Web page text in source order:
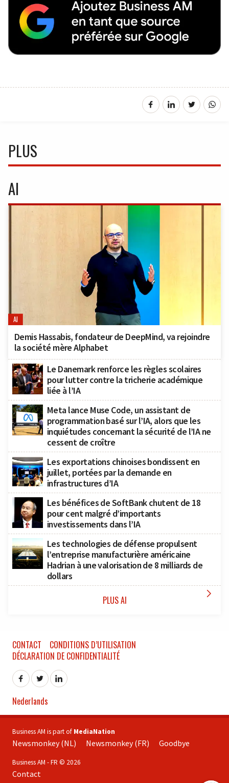
PLUS
AI
AI
Demis Hassabis, fondateur de DeepMind, va rejoindre
la société mère Alphabet
Le Danemark renforce les règles scolaires
pour lutter contre la tricherie académique
liée à l’IA
Meta lance Muse Code, un assistant de
programmation basé sur l’IA, alors que les
inquiétudes concernant la sécurité de l’IA ne
cessent de croître
Les exportations chinoises bondissent en
juillet, portées par la demande en
infrastructures d’IA
Les bénéfices de SoftBank chutent de 18
pour cent malgré d’importants
investissements dans l’IA
Les technologies de défense propulsent
l’entreprise manufacturière américaine
Hadrian à une valorisation de 8 milliards de
dollars
PLUS AI 
CONTACT
CONDITIONS D’UTILISATION
DÉCLARATION DE CONFIDENTIALITÉ
Nederlands
Business AM is part of MediaNation
Newsmonkey (NL) Newsmonkey (FR) Goodbye
Business AM - FR © 2026
Contact